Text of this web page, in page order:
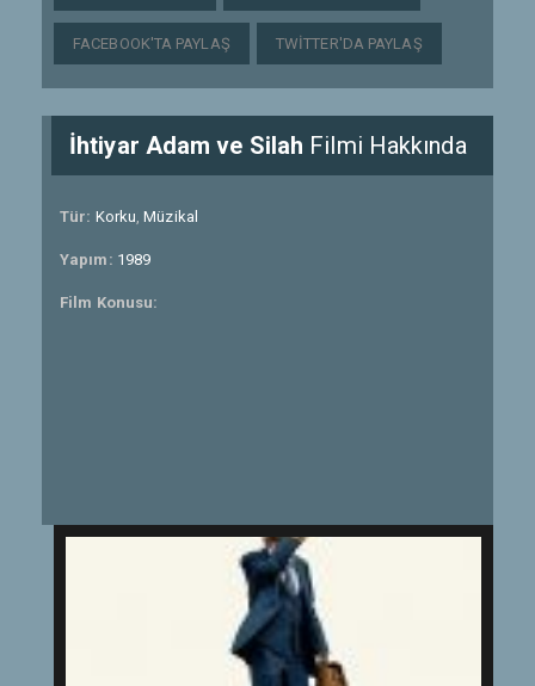
FACEBOOK'TA PAYLAŞ TWITTER'DA PAYLAŞ
İhtiyar Adam ve Silah Filmi Hakkında
Tür: Korku,Müzikal
Yapım: 1989
Film Konusu: